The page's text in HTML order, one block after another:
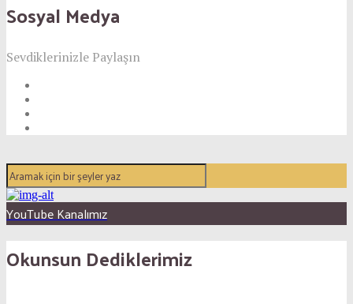
Sosyal Medya
Sevdiklerinizle Paylaşın
YouTube Kanalımız
Okunsun Dediklerimiz